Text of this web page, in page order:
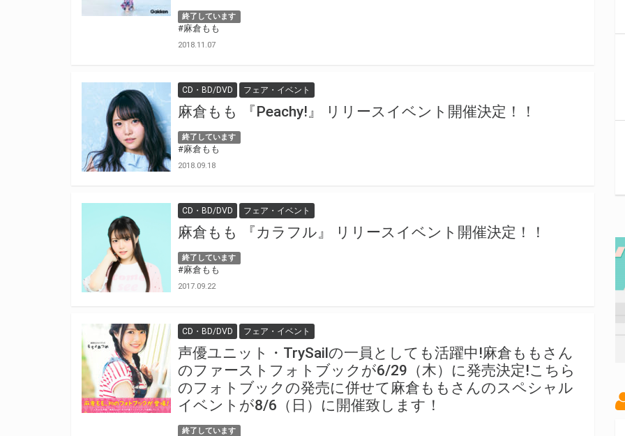
終了しています
#麻倉もも
2018.11.07
CD・BD/DVD フェア・イベント
麻倉もも 『Peachy!』 リリースイベント開催決定！！
終了しています
#麻倉もも
2018.09.18
CD・BD/DVD フェア・イベント
麻倉もも 『カラフル』 リリースイベント開催決定！！
終了しています
#麻倉もも
2017.09.22
CD・BD/DVD フェア・イベント
声優ユニット・TrySailの一員としても活躍中!麻倉ももさん
のファーストフォトブックが6/29（木）に発売決定!こちら
のフォトブックの発売に併せて麻倉ももさんのスペシャル
イベントが8/6（日）に開催致します！
終了しています